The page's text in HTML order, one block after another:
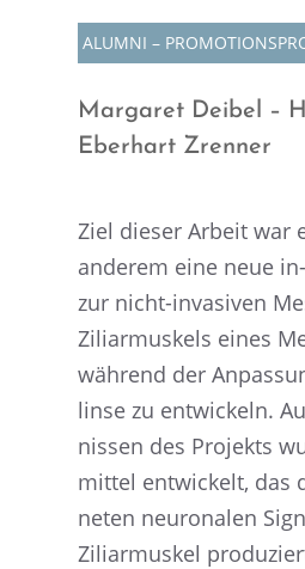
ALUMNI –
Marga­ret Deibel –
Eberhart Zrenner
Ziel dieser Arbeit war
anderem eine neue
zur nicht-invasi­ven
Ziliar­mus­kels eines
während der
linse zu entwi­ckeln.
nis­sen des Projekts
mit­tel entwi­ckelt, das
ne­ten neuro­na­len
Ziliar­mus­kel